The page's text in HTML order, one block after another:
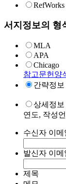
RefWorks
서지정보의 형
MLA
APA
Chicago
참고문헌양
간략정
상세정보
연도, 작성
수신자 이메
발신자 이메
제목